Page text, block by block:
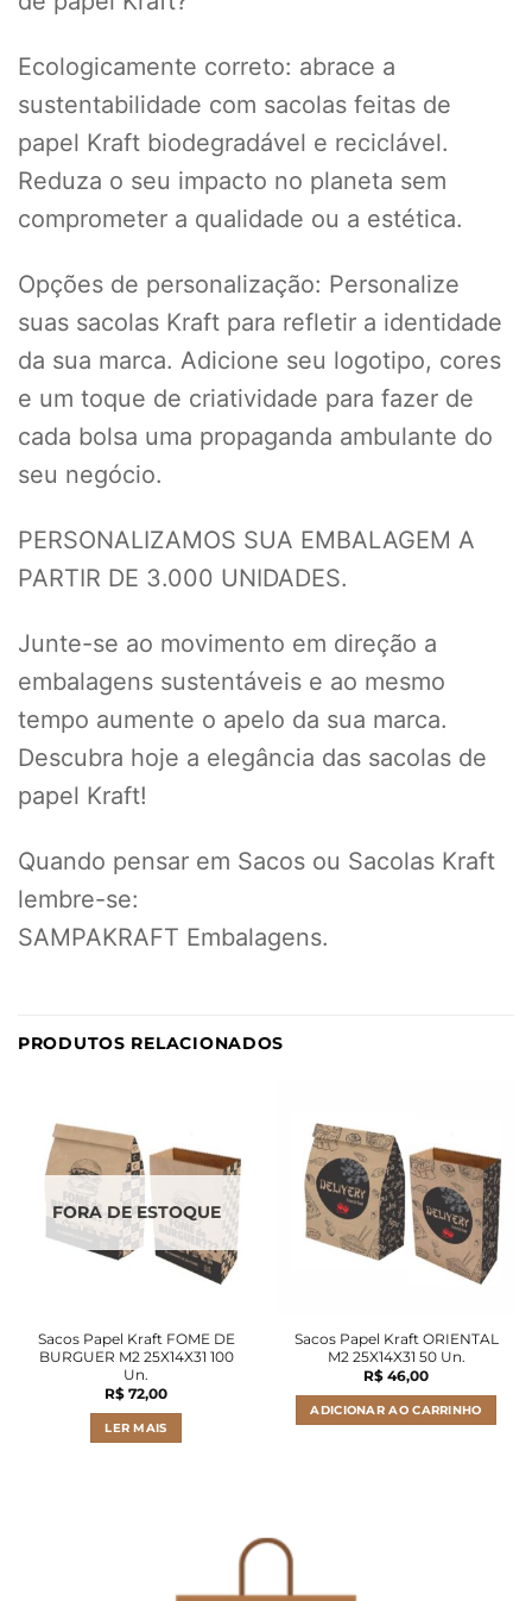
Ecologicamente correto: abrace a
sustentabilidade com sacolas feitas de
papel Kraft biodegradável e reciclável.
Reduza o seu impacto no planeta sem
comprometer a qualidade ou a estética.
Opções de personalização: Personalize
suas sacolas Kraft para refletir a identidade
da sua marca. Adicione seu logotipo, cores
e um toque de criatividade para fazer de
cada bolsa uma propaganda ambulante do
seu negócio.
PERSONALIZAMOS SUA EMBALAGEM A
PARTIR DE 3.000 UNIDADES.
Junte-se ao movimento em direção a
embalagens sustentáveis e ao mesmo
tempo aumente o apelo da sua marca.
Descubra hoje a elegância das sacolas de
papel Kraft!
Quando pensar em Sacos ou Sacolas Kraft
lembre-se:
SAMPAKRAFT Embalagens.
PRODUTOS RELACIONADOS
FORA DE ESTOQUE
Sacos Papel Kraft FOME DE
BURGUER M2 25X14X31 100
Un.
R$ 72,00
LER MAIS
Sacos Papel Kraft ORIENTAL
M2 25X14X31 50 Un.
R$ 46,00
ADICIONAR AO CARRINHO